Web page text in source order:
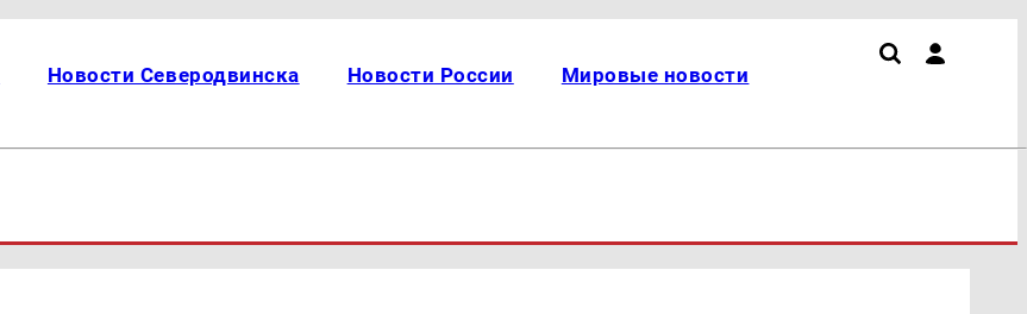
Новости Северодвинска Новости России Мировые новости